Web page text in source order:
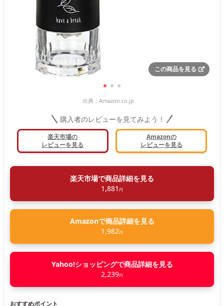
この商品を見る
出典： Amazon.co.jp
購入者のレビューを見てみよう！
楽天市場の
レビューを見る
Amazonの
レビューを見る
楽天市場で商品詳細を見る
1,881 円
Amazonで商品詳細を見る
1,982円
Yahoo!ショッピングで商品詳細を見る
2,239円
おすすめポイント